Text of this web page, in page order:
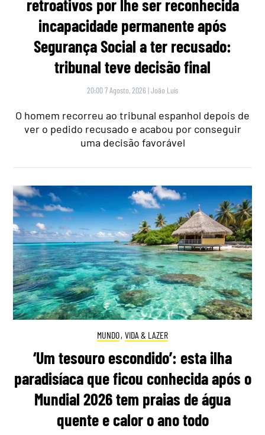
retroativos por lhe ser reconhecida
incapacidade permanente após
Segurança Social a ter recusado:
tribunal teve decisão final
20:00 7 Agosto, 2026 |João Luís
O homem recorreu ao tribunal espanhol depois de
ver o pedido recusado e acabou por conseguir
uma decisão favorável
MUNDO, VIDA & LAZER
‘Um tesouro escondido’: esta ilha
paradisíaca que ficou conhecida após o
Mundial 2026 tem praias de água
quente e calor o ano todo